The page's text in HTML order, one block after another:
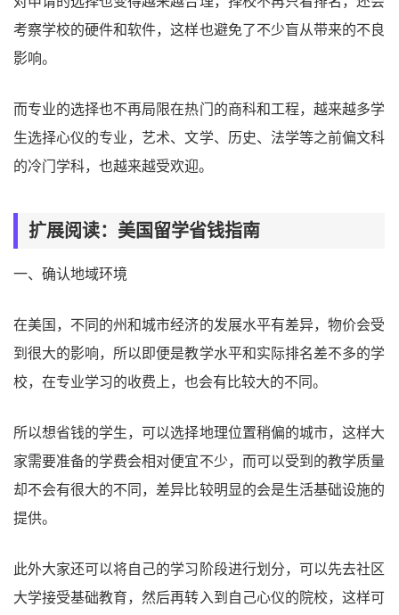
考察学校的硬件和软件，这样也避免了不少盲从带来的不良
影响。
而专业的选择也不再局限在热门的商科和工程，越来越多学
生选择心仪的专业，艺术、文学、历史、法学等之前偏文科
的冷门学科，也越来越受欢迎。
扩展阅读：美国留学省钱指南
一、确认地域环境
在美国，不同的州和城市经济的发展水平有差异，物价会受
到很大的影响，所以即便是教学水平和实际排名差不多的学
校，在专业学习的收费上，也会有比较大的不同。
所以想省钱的学生，可以选择地理位置稍偏的城市，这样大
家需要准备的学费会相对便宜不少，而可以受到的教学质量
却不会有很大的不同，差异比较明显的会是生活基础设施的
提供。
此外大家还可以将自己的学习阶段进行划分，可以先去社区
大学接受基础教育，然后再转入到自己心仪的院校，这样可